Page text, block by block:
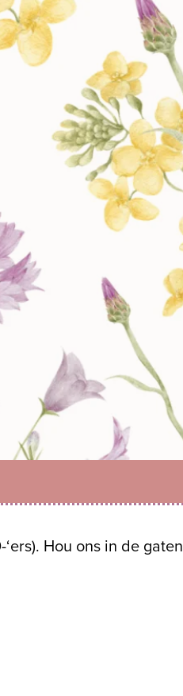
Hou ons in de gaten